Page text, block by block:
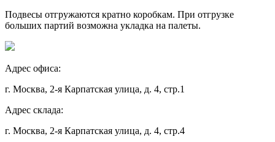
Подвесы отгружаются кратно коробкам. При отгрузке
больших партий возможна укладка на палеты.
Адрес офиса:
г. Москва, 2-я Карпатская улица, д. 4, стр.1
Адрес склада:
г. Москва, 2-я Карпатская улица, д. 4, стр.4